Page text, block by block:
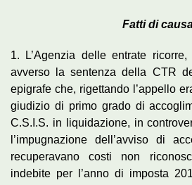
Fatti di
1. L’Agenzia delle entrate
avverso la sentenza della CTR
epigrafe che, rigettando l’appello
giudizio di primo grado di
C.S.I.S. in liquidazione, in
l’impugnazione dell’avviso di
recuperavano costi non
indebite per l’anno di imposta